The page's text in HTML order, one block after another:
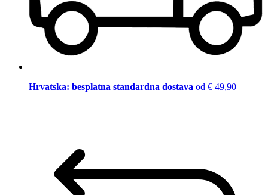
Hrvatska: besplatna standardna dostava od € 49,90